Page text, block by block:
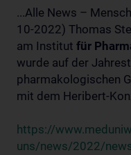
...Alle News –
10-2022) Thomas
am Institut für
wurde auf der
pharmakologischen
mit dem Heribert-
https://
uns/news/2022/